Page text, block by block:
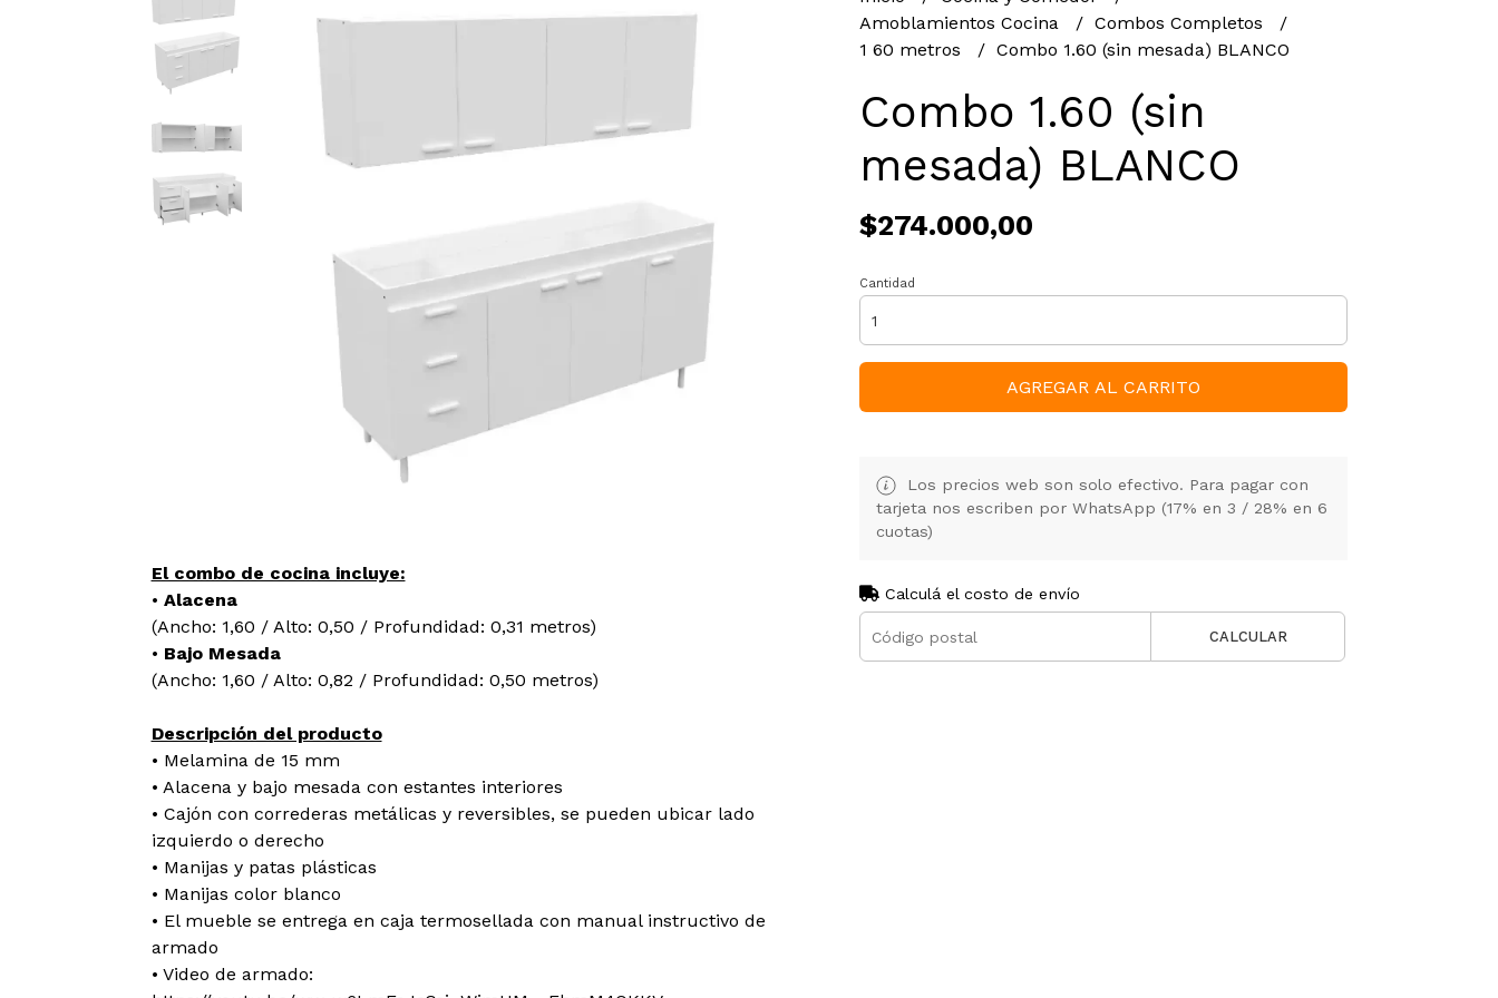
El combo de cocina incluye:
• Alacena
(Ancho: 1,60 / Alto: 0,50 / Profundidad: 0,31 metros)
• Bajo Mesada
(Ancho: 1,60 / Alto: 0,82 / Profundidad: 0,50 metros)
Descripción del producto
• Melamina de 15 mm
• Alacena y bajo mesada con estantes interiores
• Cajón con correderas metálicas y reversibles, se pueden ubicar lado
izquierdo o derecho
• Manijas y patas plásticas
• Manijas color blanco
• El mueble se entrega en caja termosellada con manual instructivo de
armado
• Video de armado:
Amoblamientos Cocina
Combos Completos
1 60 metros
Combo 1.60 (sin mesada) BLANCO
Combo 1.60 (sin
mesada) BLANCO
$274.000,00
Cantidad
AGREGAR AL CARRITO
Los precios web son solo efectivo. Para pagar con
tarjeta nos escriben por WhatsApp (17% en 3 / 28% en 6
cuotas)
Calculá el costo de envío
CALCULAR